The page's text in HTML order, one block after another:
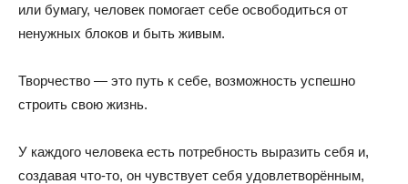
или бумагу, человек помогает себе освободиться от
ненужных блоков и быть живым.
Творчество — это путь к себе, возможность успешно
строить свою жизнь.
У каждого человека есть потребность выразить себя и,
создавая что-то, он чувствует себя удовлетворённым,